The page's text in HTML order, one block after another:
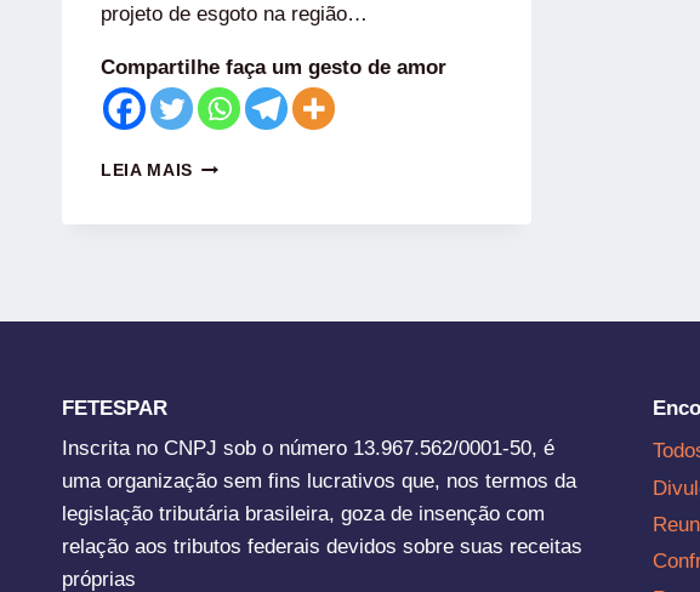
projeto de esgoto na região…
Compartilhe faça um gesto de amor
LEIA MAIS
FETESPAR
Inscrita no CNPJ sob o número 13.967.562/0001-50, é
uma organização sem fins lucrativos que, nos termos da
legislação tributária brasileira, goza de insenção com
relação aos tributos federais devidos sobre suas receitas
próprias